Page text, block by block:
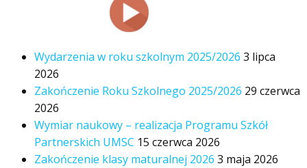
Wydarzenia w roku szkolnym 2025/2026 3 lipca
2026
Zakończenie Roku Szkolnego 2025/2026 29 czerwca
2026
Wymiar naukowy – realizacja Programu Szkół
Partnerskich UMSC 15 czerwca 2026
Zakończenie klasy maturalnej 2026 3 maja 2026